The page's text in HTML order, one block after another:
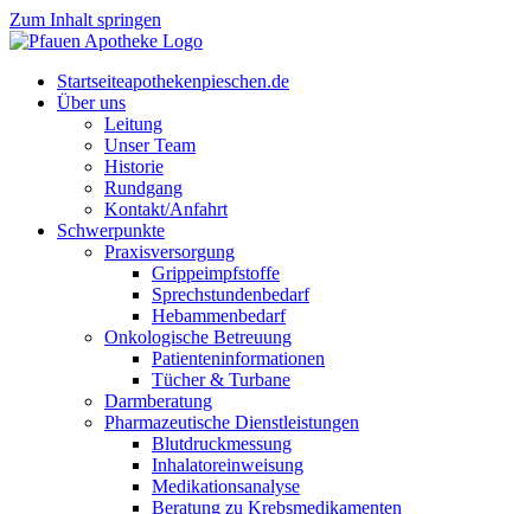
Zum Inhalt springen
Start­sei­teapothekenpieschen.de
Über uns
Lei­tung
Unser Team
His­to­rie
Rund­gang
Kontakt/Anfahrt
Schwer­punk­te
Pra­xis­ver­sor­gung
Grip­pe­impf­stof­fe
Sprech­stun­den­be­darf
Heb­am­men­be­darf
Onko­lo­gi­sche Betreuung
Pati­en­ten­in­for­ma­tio­nen
Tücher & Turbane
Darm­be­ra­tung
Phar­ma­zeu­ti­sche Dienstleistungen
Blut­druck­mes­sung
Inha­la­tor­ein­wei­sung
Medi­ka­ti­ons­ana­ly­se
Bera­tung zu Krebsmedikamenten